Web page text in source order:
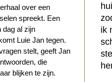
over een
spreekt. Een
dag al zijn
Luie Jan tegen.
stelt, geeft Jan
die
blijken te zijn.
ik